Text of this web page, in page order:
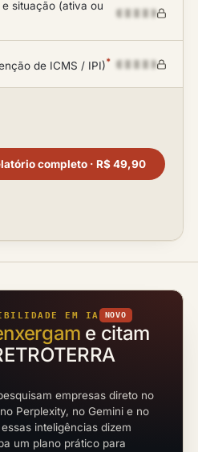
situação (ativa ou
de ICMS / IPI)*
completo · R$ 49,90
EM IA NOVO
e citam
empresas direto no
Perplexity, no Gemini e no
inteligências dizem
um plano prático para